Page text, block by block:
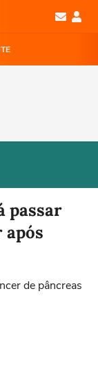
passar
de pâncreas